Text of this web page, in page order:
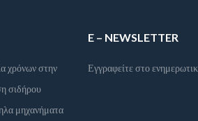
χρόνων στην
σιδήρου
μηχανήματα
E – NEWSLETTER
Εγγραφείτε στο